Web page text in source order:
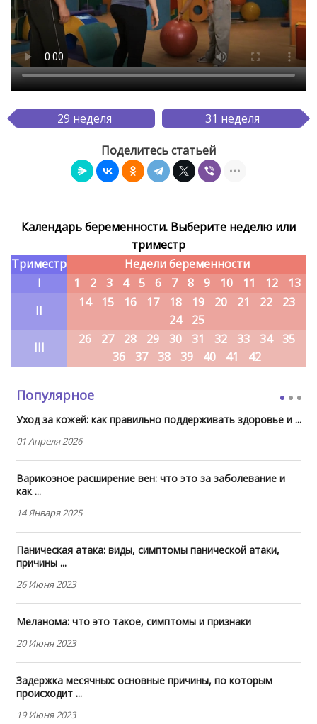
29 неделя 31 неделя
Поделитесь статьей
Календарь беременности. Выберите неделю или
триместр
Триместр
Недели беременности
I
1 2 3 4 5 6 7 8 9 10 11 12
13
II
14 15 16 17 18 19 20 21 22
23
24
25
III
26 27 28 29 30 31 32 33 34
35
36
37 38 39 40 41 42
Популярное
Уход за кожей: как правильно поддерживать здоровье и ...
01 Апреля 2026
Варикозное расширение вен: что это за заболевание и
как ...
14 Января 2025
Паническая атака: виды, симптомы панической атаки,
причины ...
26 Июня 2023
Меланома: что это такое, симптомы и признаки
20 Июня 2023
Задержка месячных: основные причины, по которым
происходит ...
19 Июня 2023